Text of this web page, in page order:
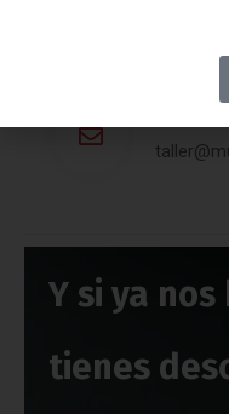
Y si ya
tienes